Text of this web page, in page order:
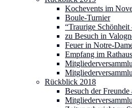
Kochevents im
Boule-Turnier
“Traurige
zu Besuch in
Feuer in Notre-
Empfang im Rathaus
Rückblick 2018
Besuch der Freunde